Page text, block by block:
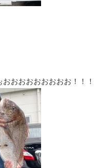
おおおおおおおお！！！